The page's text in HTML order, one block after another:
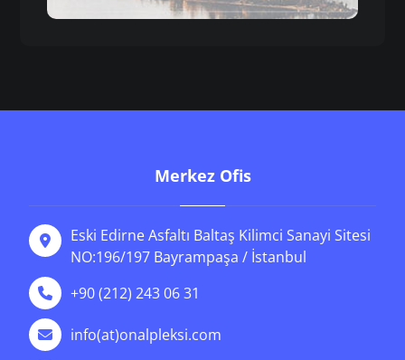
Merkez Ofis
Eski Edirne Asfaltı Baltaş Kilimci Sanayi Sitesi
NO:196/197 Bayrampaşa / İstanbul
+90 (212) 243 06 31
info(at)onalpleksi.com